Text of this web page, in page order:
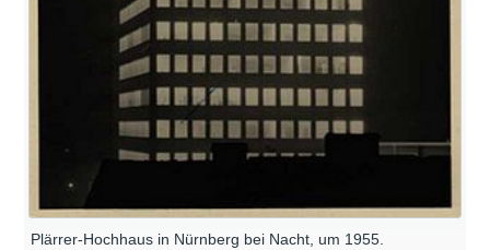
Plärrer-Hochhaus in Nürnberg bei Nacht, um 1955.